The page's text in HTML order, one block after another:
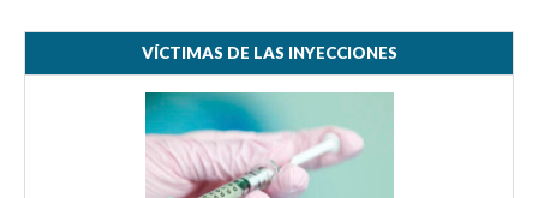
VÍCTIMAS DE LAS INYECCIONES